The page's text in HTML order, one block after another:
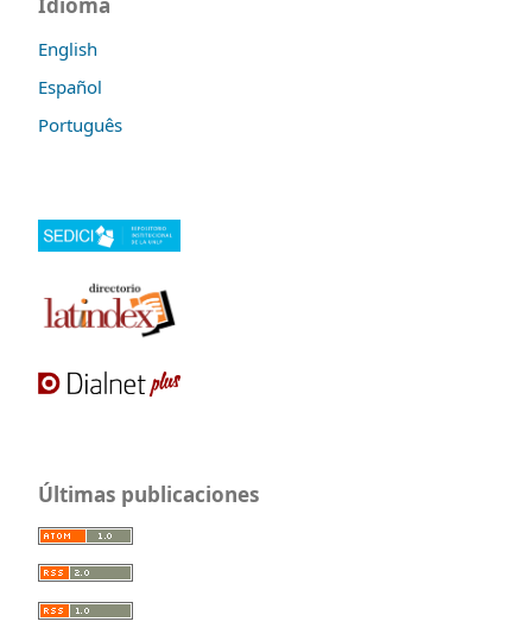
Idioma
English
Español
Português
Últimas publicaciones